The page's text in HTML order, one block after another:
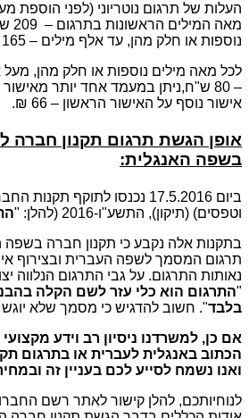
העלות של תרגום נוטריוני (לפני הוספת
מאה המילים הראשונות בתרגום – 209 ש"ח,
נוספות או חלק מהן, עד אלף מילים – 165 ש"ח,
לכל מאה מילים נוספות או חלק מהן,
– 80 ש"ח,
ניתן במעמד אחד יותר
אישור נוסף על האישור הראשון – 66 ₪.
אופן הגשת תרגום תקנון חברה
בשפה האנגלית:
ביום 17.5.2016 נכנסו לתוקף
וטפסים) (תיקון), התשע"ו-2016 (להלן: "
בתקנות אלה נקבע כי תקנון חברה בשפה
תרגום המסמך לשפה העברית ובצירוף
נאותות התרגום. על גבי התרגום הנלווה
"התרגום הוא כלי עזר לשם הקלה
בלבד". חשוב להדגיש כי מסמך שלא יוגש
אם כן, למשרדנו ניסיון רב וידע
הכתוב באנגלית לעברית או בתרגום
ואנו נשמח לסייע לכם בעניין זה
לנוחיותכם, להלן קישור לאתר רשם